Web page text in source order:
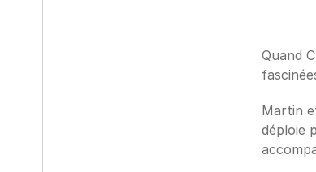
Quand
Martin
déploie